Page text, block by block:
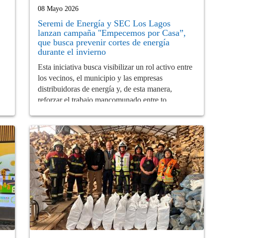
08 Mayo 2026
Seremi de Energía y SEC Los Lagos
lanzan campaña "Empecemos por Casa”,
que busca prevenir cortes de energía
durante el invierno
Esta iniciativa busca visibilizar un rol activo entre
los vecinos, el municipio y las empresas
distribuidoras de energía y, de esta manera,
reforzar el trabajo mancomunado entre to...